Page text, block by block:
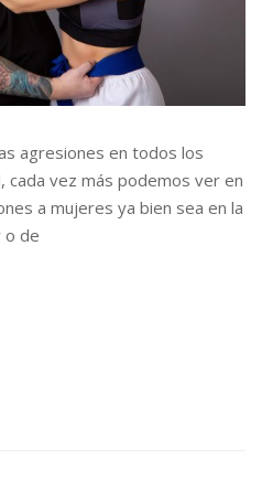
agresiones en todos los
cada vez más podemos ver en
a mujeres ya bien sea en la
o de